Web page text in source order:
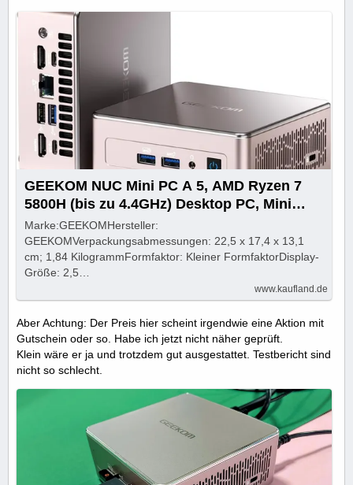
GEEKOM NUC Mini PC A 5, AMD Ryzen 7
5800H (bis zu 4.4GHz) Desktop PC, Mini
Computer,
Marke:GEEKOMHersteller:
‎GEEKOMVerpackungsabmessungen: ‎22,5 x 17,4 x 13,1
cm; 1,84 KilogrammFormfaktor: ‎Kleiner FormfaktorDisplay-
Größe: ‎2,5…
www.kaufland.de
Aber Achtung: Der Preis hier scheint irgendwie eine Aktion mit
Gutschein oder so. Habe ich jetzt nicht näher geprüft.
Klein wäre er ja und trotzdem gut ausgestattet. Testbericht sind
nicht so schlecht.